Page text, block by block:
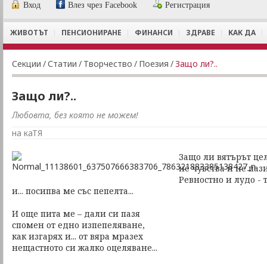
Вход Влез чрез Facebook Регистрация
ЖИВОТЪТ ПЕНСИОНИРАНЕ ФИНАНСИ ЗДРАВЕ КАК ДА
Секции /Статии / Творчество / Поезия /Защо ли?..
Защо ли?..
Любовта, без която не можем!
на каТЯ
Защо ли вятърът
не чувства и не
Ревностно и лудо -
и... посипва ме със пепелта...
И още пита ме – дали си пазя
спомен от едно изпепеляване,
как изгарях и... от вяра мразех
нещастното си жалко оцеляване...